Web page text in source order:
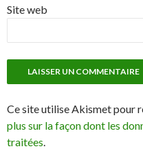
Site web
Ce site utilise Akismet pour
plus sur la façon dont les
traitées